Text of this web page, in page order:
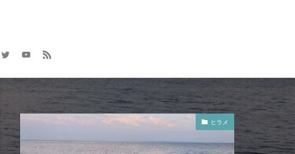
ヒラメ
ロッドスタンド
ケット8
レラカムイ
釣り用品
釣具
ル
映画
無料視聴